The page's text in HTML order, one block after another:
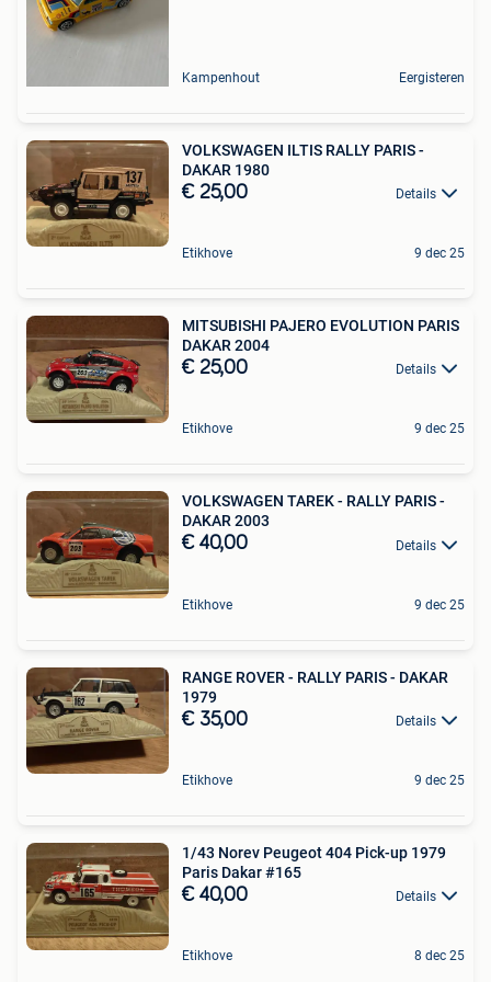
Kampenhout Eergisteren
VOLKSWAGEN ILTIS RALLY PARIS -
DAKAR 1980
€ 25,00 Details
Etikhove 9 dec 25
MITSUBISHI PAJERO EVOLUTION PARIS
DAKAR 2004
€ 25,00 Details
Etikhove 9 dec 25
VOLKSWAGEN TAREK - RALLY PARIS -
DAKAR 2003
€ 40,00 Details
Etikhove 9 dec 25
RANGE ROVER - RALLY PARIS - DAKAR
1979
€ 35,00 Details
Etikhove 9 dec 25
1/43 Norev Peugeot 404 Pick-up 1979
Paris Dakar #165
€ 40,00 Details
Etikhove 8 dec 25